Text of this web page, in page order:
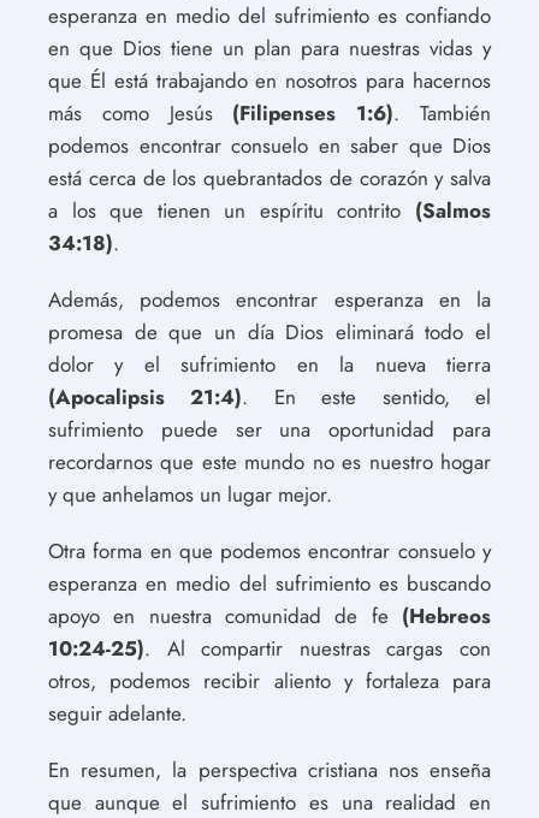
esperanza en medio del sufrimiento es confiando
en que Dios tiene un plan para nuestras vidas y
que Él está trabajando en nosotros para hacernos
más como Jesús (Filipenses 1:6). También
podemos encontrar consuelo en saber que Dios
está cerca de los quebrantados de corazón y salva
a los que tienen un espíritu contrito (Salmos
34:18).
Además, podemos encontrar esperanza en la
promesa de que un día Dios eliminará todo el
dolor y el sufrimiento en la nueva tierra
(Apocalipsis 21:4). En este sentido, el
sufrimiento puede ser una oportunidad para
recordarnos que este mundo no es nuestro hogar
y que anhelamos un lugar mejor.
Otra forma en que podemos encontrar consuelo y
esperanza en medio del sufrimiento es buscando
apoyo en nuestra comunidad de fe (Hebreos
10:24-25). Al compartir nuestras cargas con
otros, podemos recibir aliento y fortaleza para
seguir adelante.
En resumen, la perspectiva cristiana nos enseña
que aunque el sufrimiento es una realidad en